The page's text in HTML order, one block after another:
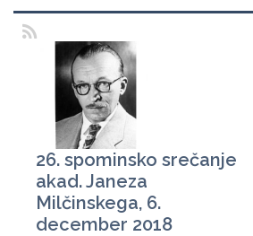
26. spominsko srečanje
akad. Janeza
Milčinskega, 6.
december 2018